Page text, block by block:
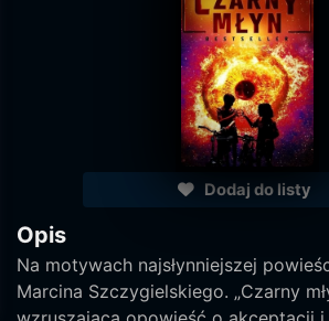
Dodaj do listy
Opis
Na motywach najsłynniejszej
Marcina Szczygielskiego. „Czarny